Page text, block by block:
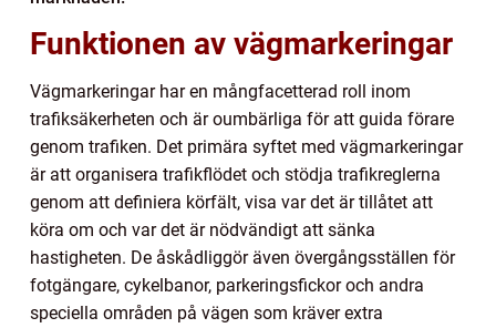
Funktionen av vägmarkeringar
Vägmarkeringar har en mångfacetterad roll inom
trafiksäkerheten och är oumbärliga för att guida förare
genom trafiken. Det primära syftet med vägmarkeringar
är att organisera trafikflödet och stödja trafikreglerna
genom att definiera körfält, visa var det är tillåtet att
köra om och var det är nödvändigt att sänka
hastigheten. De åskådliggör även övergångsställen för
fotgängare, cykelbanor, parkeringsfickor och andra
speciella områden på vägen som kräver extra